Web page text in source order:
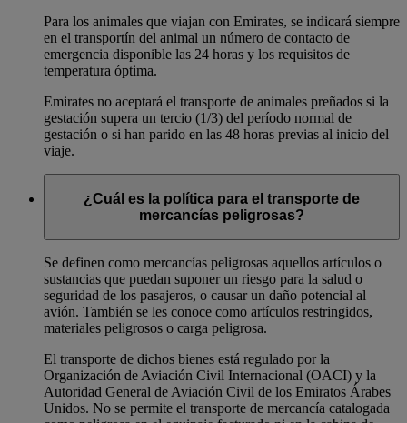
Para los animales que viajan con Emirates, se indicará siempre
en el transportín del animal un número de contacto de
emergencia disponible las 24 horas y los requisitos de
temperatura óptima.
Emirates no aceptará el transporte de animales preñados si la
gestación supera un tercio (1/3) del período normal de
gestación o si han parido en las 48 horas previas al inicio del
viaje.
¿Cuál es la política para el transporte de
mercancías peligrosas?
Se definen como mercancías peligrosas aquellos artículos o
sustancias que puedan suponer un riesgo para la salud o
seguridad de los pasajeros, o causar un daño potencial al
avión. También se les conoce como artículos restringidos,
materiales peligrosos o carga peligrosa.
El transporte de dichos bienes está regulado por la
Organización de Aviación Civil Internacional (OACI) y la
Autoridad General de Aviación Civil de los Emiratos Árabes
Unidos. No se permite el transporte de mercancía catalogada